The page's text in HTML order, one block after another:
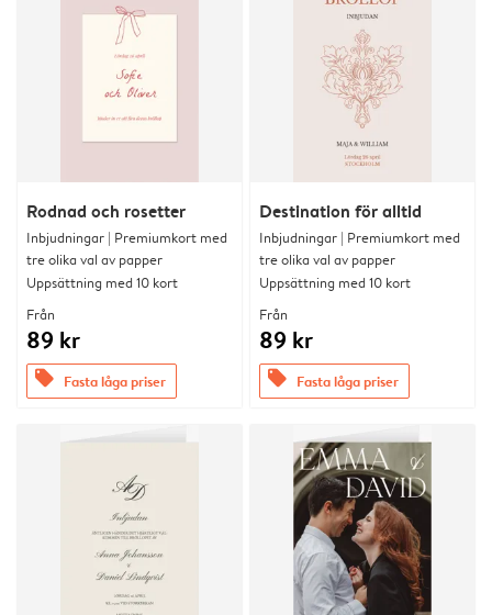
Rodnad och rosetter
Inbjudningar | Premiumkort med
tre olika val av papper
Uppsättning med 10 kort
Från
89 kr
offers Fasta låga priser
Destination för alltid
Inbjudningar | Premiumkort med
tre olika val av papper
Uppsättning med 10 kort
Från
89 kr
offers Fasta låga priser